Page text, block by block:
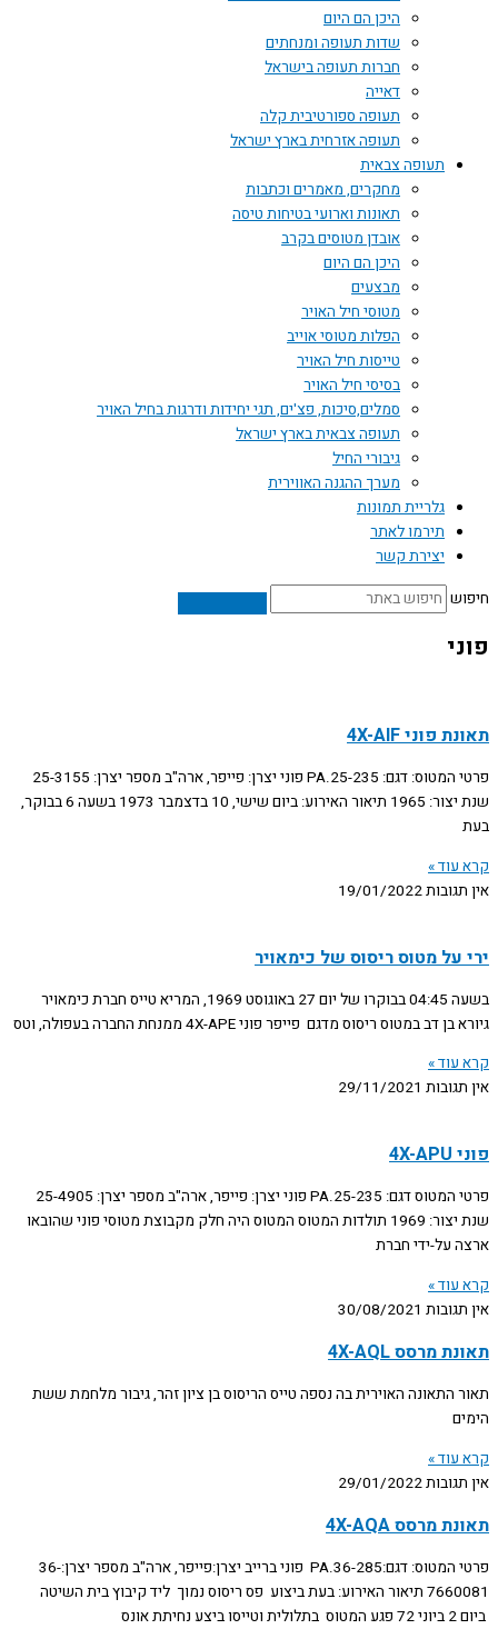
היכן הם היום
שדות תעופה ומנחתים
חברות תעופה בישראל
דאייה
תעופה ספורטיבית קלה
תעופה אזרחית בארץ ישראל
תעופה צבאית
מחקרים, מאמרים וכתבות
תאונות וארועי בטיחות טיסה
אובדן מטוסים בקרב
היכן הם היום
מבצעים
מטוסי חיל האויר
הפלות מטוסי אוייב
טייסות חיל האויר
בסיסי חיל האויר
סמלים,סיכות, פצ'ים, תגי יחידות ודרגות בחיל האויר
תעופה צבאית בארץ ישראל
גיבורי החיל
מערך ההגנה האווירית
גלריית תמונות
תירמו לאתר
יצירת קשר
חיפוש
פוני
תאונת פוני 4X-AIF
פרטי המטוס: דגם: PA.25-235 פוני יצרן: פייפר, ארה"ב מספר יצרן: 25-3155
שנת יצור: 1965 תיאור האירוע: ביום שישי, 10 בדצמבר 1973 בשעה 6 בבוקר,
בעת
קרא עוד »
אין תגובות19/01/2022
ירי על מטוס ריסוס של כימאויר
בשעה 04:45 בבוקרו של יום 27 באוגוסט 1969, המריא טייס חברת כימאויר
גיורא בן דב במטוס ריסוס מדגם פייפר פוני 4X-APE ממנחת החברה בעפולה, וטס
קרא עוד »
אין תגובות 29/11/2021
פוני 4X-APU
פרטי המטוס דגם: PA.25-235 פוני יצרן: פייפר, ארה"ב מספר יצרן: 25-4905
שנת יצור: 1969 תולדות המטוס המטוס היה חלק מקבוצת מטוסי פוני שהובאו
ארצה על-ידי חברת
קרא עוד »
אין תגובות 30/08/2021
תאונת מרסס 4X-AQL
תאור התאונה האוירית בה נספה טייס הריסוס בן ציון זהר, גיבור מלחמת ששת
הימים
קרא עוד »
אין תגובות29/01/2022
תאונת מרסס 4X-AQA
פרטי המטוס: דגם:PA.36-285 פוני ברייב יצרן:פייפר, ארה"ב מספר יצרן:36-
7660081 תיאור האירוע: בעת ביצוע פס ריסוס נמוך ליד קיבוץ בית השיטה
ביום 2 ביוני 72 פגע המטוס בתלולית וטייסו ביצע נחיתת אונס